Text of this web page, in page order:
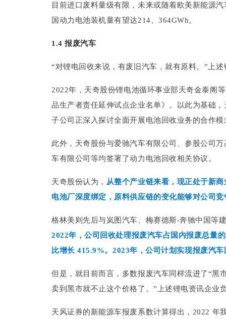
目前进口废料量级有限，未来或随着欧美新能源
国动力电池装机量有望达214、364GWh。
1.4 报废汽车
“对锂电回收来说，有废旧汽车，就有原料。”上
2022年，天奇股份锂电池循环事业部天奇金泰阁
品生产者责任延伸试点企业名单》。以此为基础
子公司正深入探讨全面开展电池回收业务的合作模
此外，天奇股份与爱驰汽车有限公司、参股公司
车有限公司等均签署了动力电池回收相关协议。
天奇股份认为， 从整个产业链来看，现正处于新
电池厂深度绑定，原料供应链的变化能够对公司
格林美则先后与岚图汽车、梅赛德斯-奔驰中国等
2022年，公司回收处理报废汽车占国内报废总量
比增长 415.9%。2023年，公司计划实现报废汽
但是，就目前而言，多数报废汽车同样流进了“黑
卖到黑市就不止这个价格了。”上述锂电资讯企业
天风证券的新能源车报废系数计算得出，2022 年